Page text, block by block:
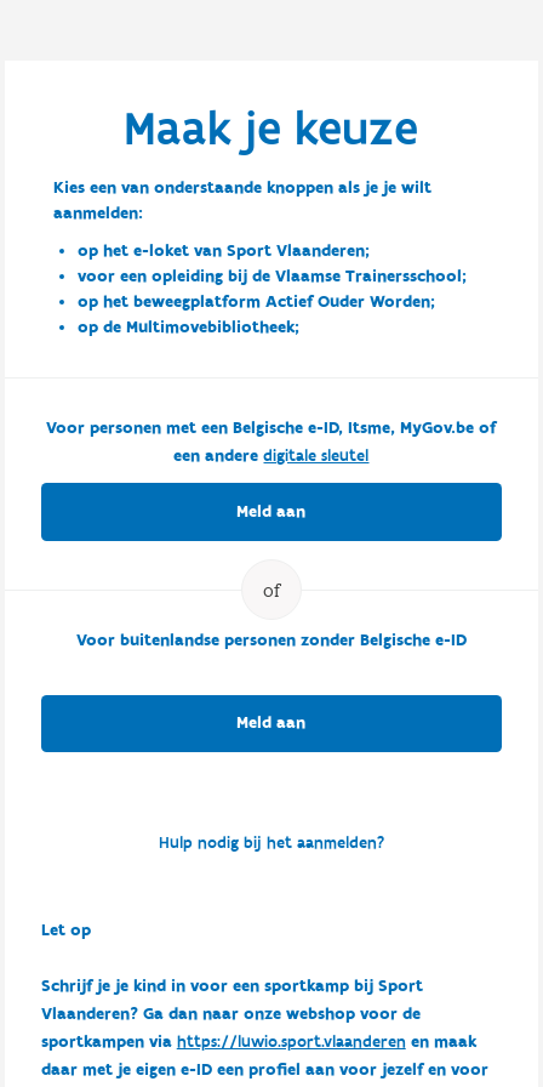
Maak je keuze
Kies een van onderstaande knoppen als je je wilt
aanmelden:
op het e-loket van Sport Vlaanderen;
voor een opleiding bij de Vlaamse Trainersschool;
op het beweegplatform Actief Ouder Worden;
op de Multimovebibliotheek;
Voor personen met een Belgische e-ID, Itsme, MyGov.be of
een anderedigitale sleutel
Meld aan
Voor buitenlandse personen zonder Belgische e-ID
Meld aan
Hulp nodig bij het aanmelden?
Let op
Schrijf je je kind in voor een sportkamp bij Sport
Vlaanderen? Ga dan naar onze webshop voor de
sportkampen via https://luwio.sport.vlaanderenen maak
daar met je eigen e-ID een profiel aan voor jezelf en voor